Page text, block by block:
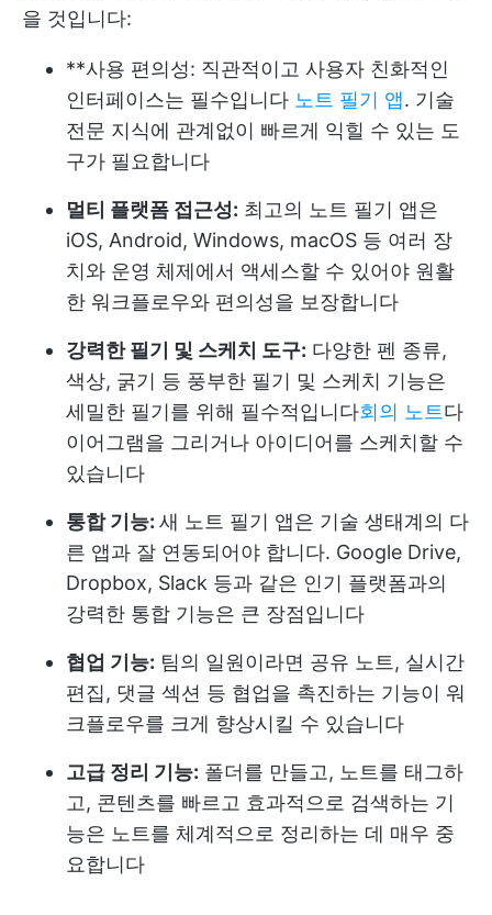
을 것입니다:
**사용 편의성: 직관적이고 사용자 친화적인
인터페이스는 필수입니다 노트 필기 앱. 기술
전문 지식에 관계없이 빠르게 익힐 수 있는 도
구가 필요합니다
멀티 플랫폼 접근성: 최고의 노트 필기 앱은
iOS, Android, Windows, macOS 등 여러 장
치와 운영 체제에서 액세스할 수 있어야 원활
한 워크플로우와 편의성을 보장합니다
강력한 필기 및 스케치 도구: 다양한 펜 종류,
색상, 굵기 등 풍부한 필기 및 스케치 기능은
세밀한 필기를 위해 필수적입니다회의 노트다
이어그램을 그리거나 아이디어를 스케치할 수
있습니다
통합 기능: 새 노트 필기 앱은 기술 생태계의 다
른 앱과 잘 연동되어야 합니다. Google Drive,
Dropbox, Slack 등과 같은 인기 플랫폼과의
강력한 통합 기능은 큰 장점입니다
협업 기능: 팀의 일원이라면 공유 노트, 실시간
편집, 댓글 섹션 등 협업을 촉진하는 기능이 워
크플로우를 크게 향상시킬 수 있습니다
고급 정리 기능: 폴더를 만들고, 노트를 태그하
고, 콘텐츠를 빠르고 효과적으로 검색하는 기
능은 노트를 체계적으로 정리하는 데 매우 중
요합니다